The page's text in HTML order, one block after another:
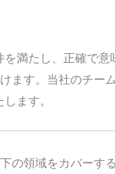
満たし、正確で
ます。当社のチー
ます。
の領域をカバーす